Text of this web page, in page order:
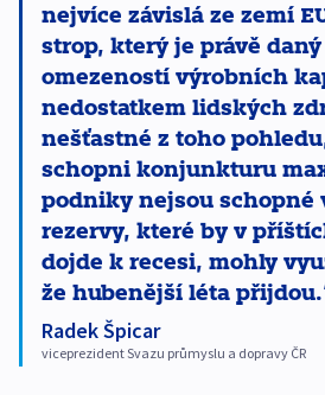
nejvíce závislá ze zemí
strop, který je právě daný
omezeností výrobních
nedostatkem lidských
nešťastné z toho
schopni konjunkturu
podniky nejsou schopné
rezervy, které by v
dojde k recesi, mohly
že hubenější léta přijdou.
Radek Špicar
viceprezident Svazu průmyslu a dopravy ČR